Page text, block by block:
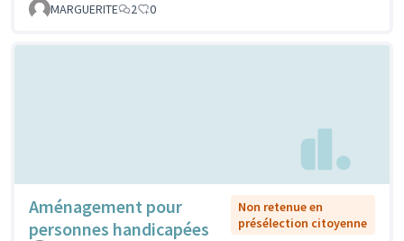
MARGUERITE
2 0
Aménagement pour
personnes handicapées
Non retenue en
présélection citoyenne